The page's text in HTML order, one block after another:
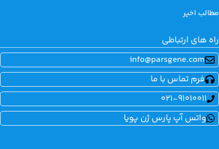
مطالب اخیر
راه های ارتباطی
info@parsgene.com
فرم تماس با ما
021-91010011
واتس آپ پارس ژن پویا